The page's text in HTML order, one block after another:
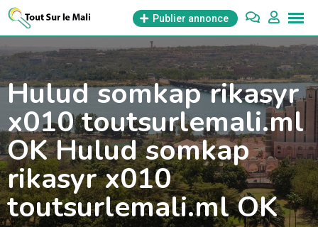
Aller
contenu
Publier annonce
Hulud somkap rikasyr
x010 toutsurlemali.ml
OK Hulud somkap
rikasyr x010
toutsurlemali.ml OK